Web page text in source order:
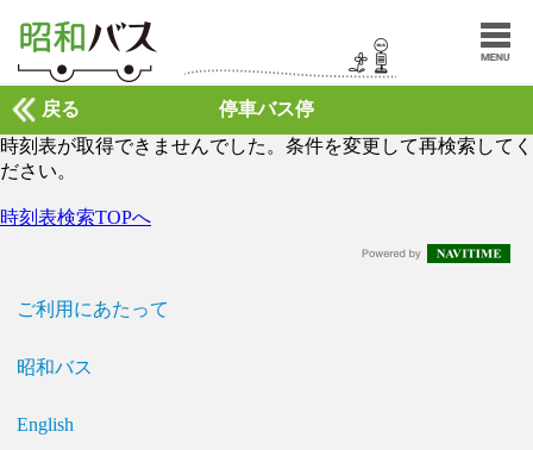
停車バス停
戻る
時刻表が取得できませんでした。条件を変更して再検索してく
ださい。
時刻表検索TOPへ
ご利用にあたって
昭和バス
English